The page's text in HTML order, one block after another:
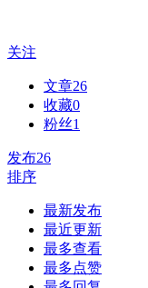
关注
文章26
收藏0
粉丝1
发布26
排序
最新发布
最近更新
最多查看
最多点赞